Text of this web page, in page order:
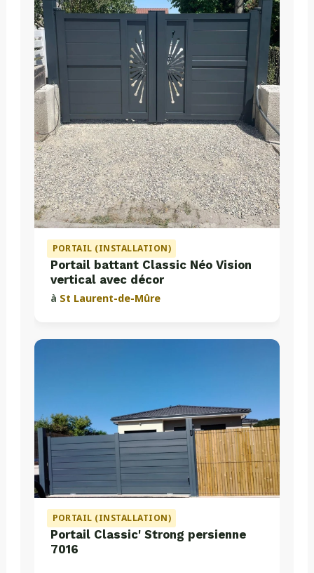
PORTAIL (INSTALLATION)
Portail battant Classic Néo Vision
vertical avec décor
à St Laurent-de-Mûre
PORTAIL (INSTALLATION)
Portail Classic' Strong persienne
7016